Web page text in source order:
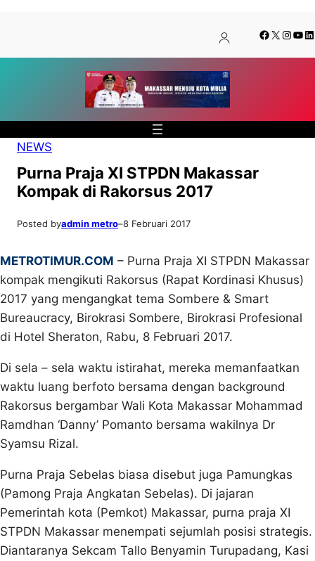
konten
content
Facebook
X
NEWS
Purna Praja XI STPDN Makassar
Kompak di Rakorsus 2017
Posted byadmin metro–8 Februari 2017
METROTIMUR.COM – Purna Praja XI STPDN Makassar
kompak mengikuti Rakorsus (Rapat Kordinasi Khusus)
2017 yang mengangkat tema Sombere & Smart
Bureaucracy, Birokrasi Sombere, Birokrasi Profesional
di Hotel Sheraton, Rabu, 8 Februari 2017.
Di sela – sela waktu istirahat, mereka memanfaatkan
waktu luang berfoto bersama dengan background
Rakorsus bergambar Wali Kota Makassar Mohammad
Ramdhan ‘Danny’ Pomanto bersama wakilnya Dr
Syamsu Rizal.
Purna Praja Sebelas biasa disebut juga Pamungkas
(Pamong Praja Angkatan Sebelas). Di jajaran
Pemerintah kota (Pemkot) Makassar, purna praja XI
STPDN Makassar menempati sejumlah posisi strategis.
Diantaranya Sekcam Tallo Benyamin Turupadang, Kasi